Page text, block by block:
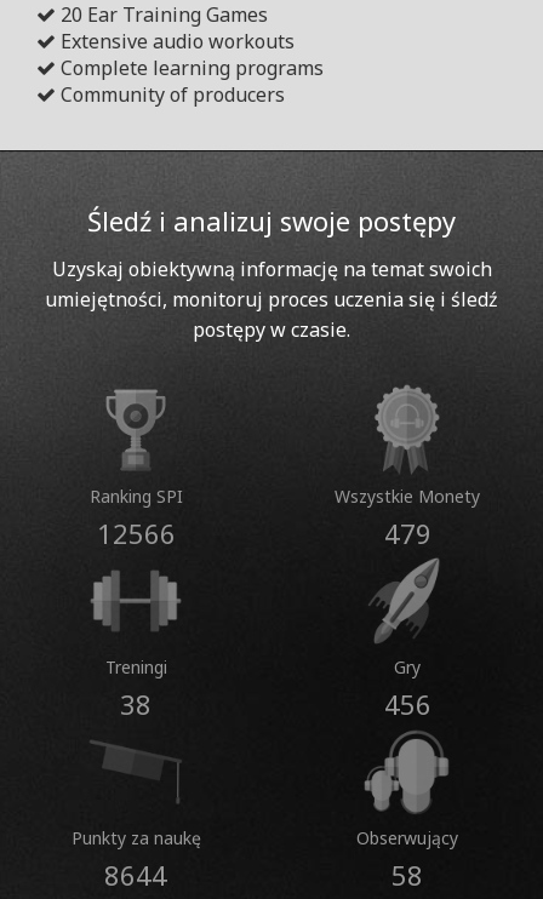
20 Ear Training Games
Extensive audio workouts
Complete learning programs
Community of producers
Śledź i analizuj swoje postępy
Uzyskaj obiektywną informację na temat swoich
umiejętności, monitoruj proces uczenia się i śledź
postępy w czasie.
Ranking SPI
12566
Wszystkie Monety
479
Treningi
38
Gry
456
Punkty za naukę
8644
Obserwujący
58